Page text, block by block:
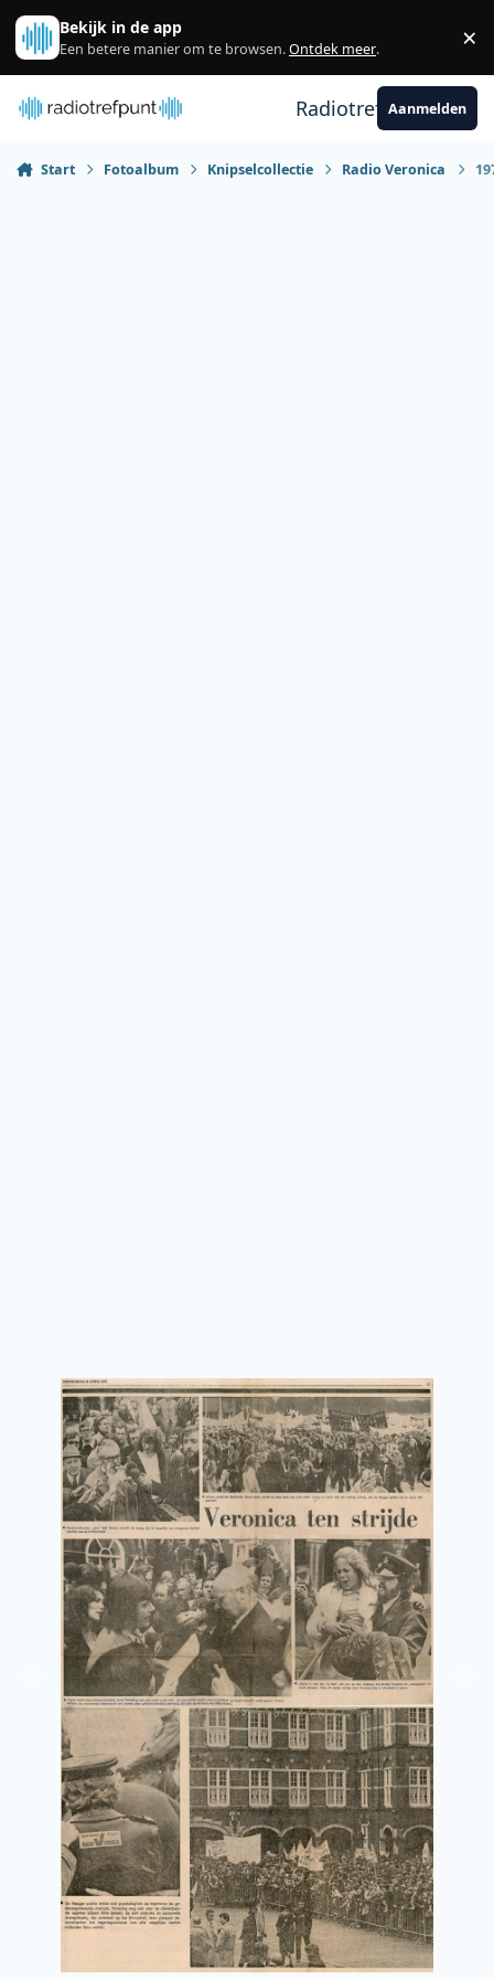
Spring naar bijdragen
Bekijk in de app
Een betere manier om te browsen.Ontdek meer. ×
RadiotrefpuntAanmelden
Start Fotoalbum Knipselcollectie Radio Veronica